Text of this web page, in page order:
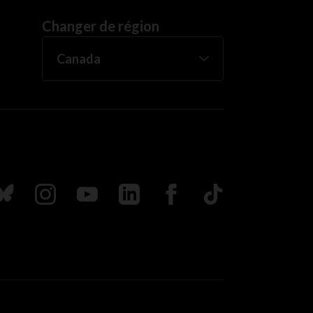
Changer de région
nous sur Bluesky
Suivez nous sur Instagram
Suivez nous sur Youtube
Suivez nous sur LinkedIn
Suivez nous sur
TikTok